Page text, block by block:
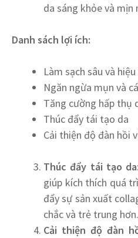
da sáng khỏe và mịn
Danh sách lợi ích:
Làm sạch sâu và
Ngăn ngừa mụn và
Tăng cường hấp thụ
Thúc đẩy tái tạo da
Cải thiện độ đàn hồi
Thúc đẩy tái tạo da
giúp kích thích quá
đẩy sự sản xuất
chắc và trẻ trung hơn.
Cải thiện độ đàn